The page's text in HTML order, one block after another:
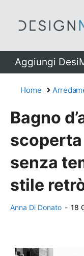
Aggiungi
Home
Bagno
senza
stile
Anna Di Donato - 18